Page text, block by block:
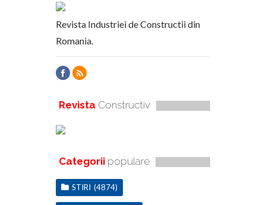
Revista Industriei de Constructii din
Romania.
Revista Constructiv
Categorii populare
STIRI (4874)